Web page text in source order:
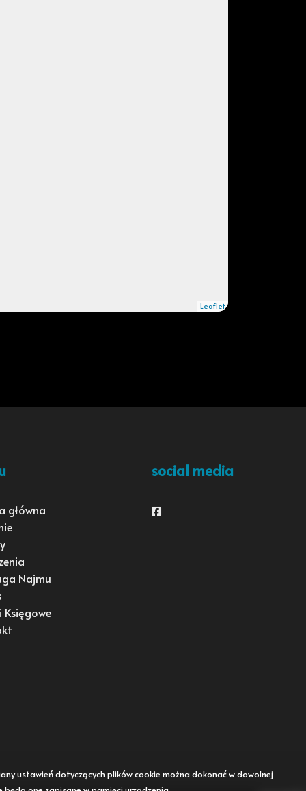
Leaflet
główna
Najmu
Księgowe
social media
Facebook
ustawień dotyczących plików cookie można dokonać w dowolnej